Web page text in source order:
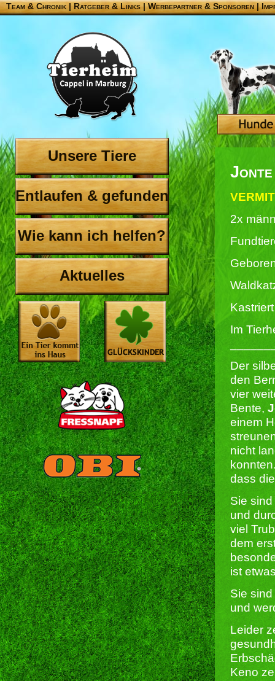
Team & Chronik |Ratgeber & Links|Werbepartner & Sponsoren|
Unsere Tiere
Entlaufen & gefunden
Wie kann ich helfen?
Aktuelles
2x
Im
Der
den
vier
Bente,
einem
nicht
dass
Sie
und
viel
dem
ist
Sie
und
Leider
Keno